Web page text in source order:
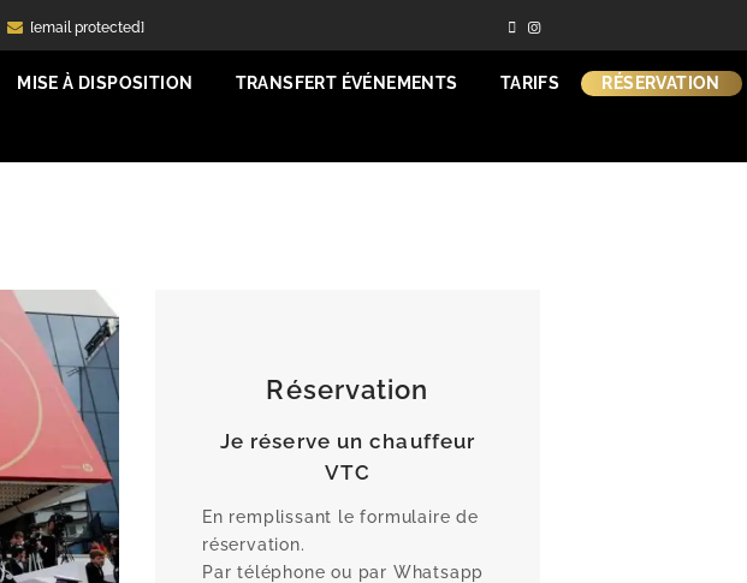
[email protected] Facebook
Instagram
MISE À DISPOSITION TRANSFERT ÉVÉNEMENTS TARIFS RÉSERVATION
Réservation
Je réserve un chauffeur
VTC
En remplissant le formulaire de
réservation.
Par téléphone ou par Whatsapp